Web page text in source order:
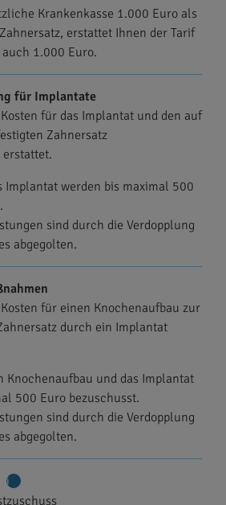
Krankenkasse 1.000 Euro als
erstattet Ihnen der Tarif
1.000 Euro.
für Implantate
für das Implantat und den auf
Zahnersatz
Implantat werden bis maximal 500
sind durch die Verdopplung
abgegolten.
für einen Knochenaufbau zur
durch ein Implantat
Knochenaufbau und das Implantat
500 Euro bezuschusst.
sind durch die Verdopplung
abgegolten.